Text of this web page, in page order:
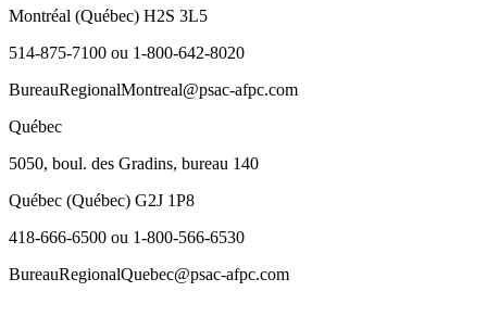
Montréal (Québec) H2S 3L5
514-875-7100 ou 1-800-642-8020
BureauRegionalMontreal@psac-afpc.com
Québec
5050, boul. des Gradins, bureau 140
Québec (Québec) G2J 1P8
418-666-6500 ou 1-800-566-6530
BureauRegionalQuebec@psac-afpc.com